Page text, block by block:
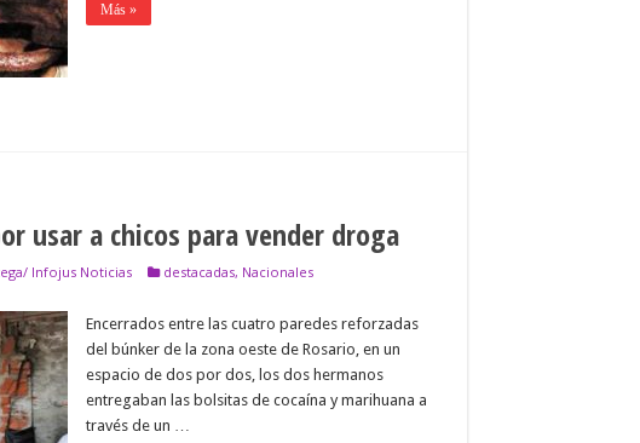
Más »
usar a chicos para vender droga
Infojus Noticias destacadas, Nacionales
Encerrados entre las cuatro paredes reforzadas
del búnker de la zona oeste de Rosario, en un
espacio de dos por dos, los dos hermanos
entregaban las bolsitas de cocaína y marihuana a
través de un …